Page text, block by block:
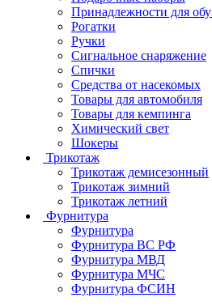
Принадлежности для
Рогатки
Ручки
Сигнальное снаряжение
Спички
Средства от насекомых
Товары для автомобиля
Товары для кемпинга
Химический свет
Шокеры
Трикотаж
Трикотаж демисезонный
Трикотаж зимний
Трикотаж летний
Фурнитура
Фурнитура
Фурнитура ВС РФ
Фурнитура МВД
Фурнитура МЧС
Фурнитура ФСИН